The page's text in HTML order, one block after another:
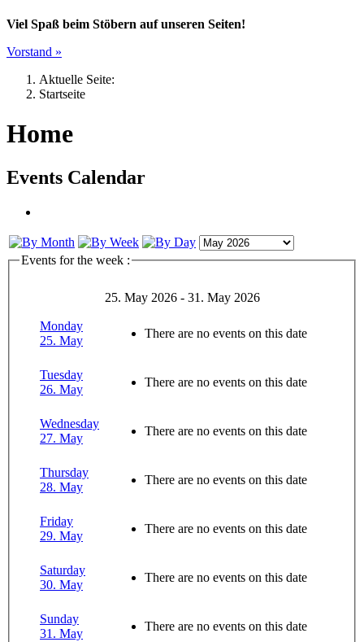
Viel Spaß beim Stöbern auf unseren Seiten!
Vorstand »
Aktuelle Seite:
Startseite
Home
Events Calendar
Events for the week :
25. May 2026 - 31. May 2026
Monday
25. May
There are no events on this date
Tuesday
26. May
There are no events on this date
Wednesday
27. May
There are no events on this date
Thursday
28. May
There are no events on this date
Friday
29. May
There are no events on this date
Saturday
30. May
There are no events on this date
Sunday
31. May
There are no events on this date